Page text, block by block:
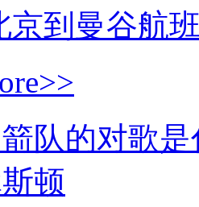
京到曼谷航
队的对歌
顿